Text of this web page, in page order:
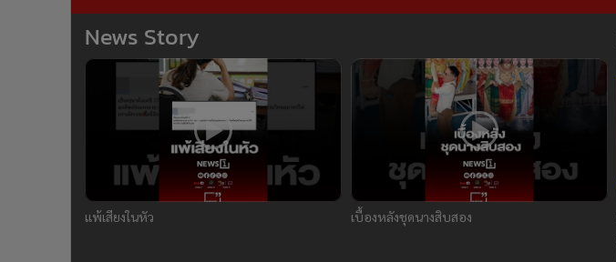
News Story
แพ้เสียงในหัว เบื้องหลังชุดนางสิบสอง